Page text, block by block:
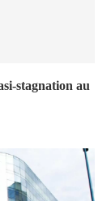
stagnation au